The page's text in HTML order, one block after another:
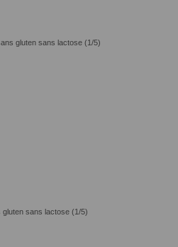
gluten sans lactose (1/5)
gluten sans lactose (1/5)